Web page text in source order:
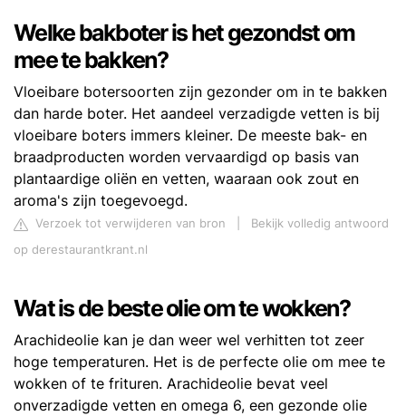
Welke bakboter is het gezondst om
mee te bakken?
Vloeibare botersoorten zijn gezonder om in te bakken
dan harde boter. Het aandeel verzadigde vetten is bij
vloeibare boters immers kleiner. De meeste bak- en
braadproducten worden vervaardigd op basis van
plantaardige oliën en vetten, waaraan ook zout en
aroma's zijn toegevoegd.
Verzoek tot verwijderen van bron
Bekijk volledig antwoord
op derestaurantkrant.nl
Wat is de beste olie om te wokken?
Arachideolie kan je dan weer wel verhitten tot zeer
hoge temperaturen. Het is de perfecte olie om mee te
wokken of te frituren. Arachideolie bevat veel
onverzadigde vetten en omega 6, een gezonde olie